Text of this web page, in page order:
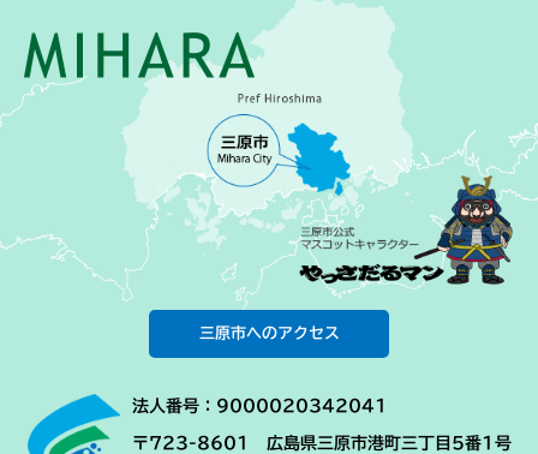
三原市へのアクセス
法人番号：9000020342041
〒723-8601 広島県三原市港町三丁目5番1号